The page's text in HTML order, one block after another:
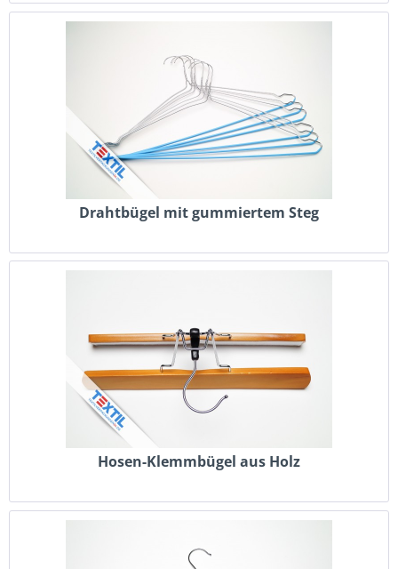
Drahtbügel mit gummiertem Steg
Hosen-Klemmbügel aus Holz